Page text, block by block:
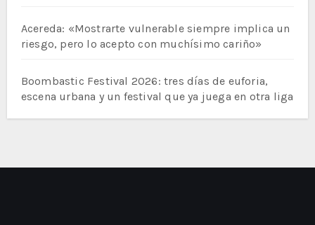
Acereda: «Mostrarte vulnerable siempre implica un
riesgo, pero lo acepto con muchísimo cariño»
Boombastic Festival 2026: tres días de euforia,
escena urbana y un festival que ya juega en otra liga